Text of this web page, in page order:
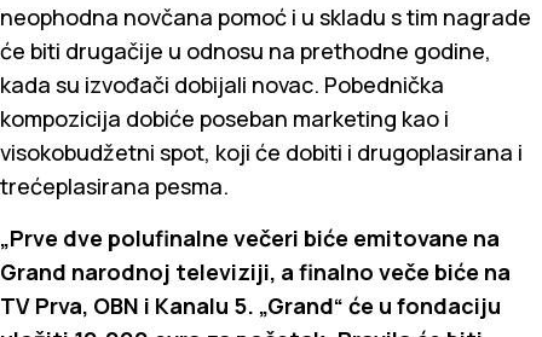
neophodna novčana pomoć i u skladu s tim nagrade
će biti drugačije u odnosu na prethodne godine,
kada su izvođači dobijali novac. Pobednička
kompozicija dobiće poseban marketing kao i
visokobudžetni spot, koji će dobiti i drugoplasirana i
trećeplasirana pesma.
„Prve dve polufinalne večeri biće emitovane na
Grand narodnoj televiziji, a finalno veče biće na
TV Prva, OBN i Kanalu 5. „Grand“ će u fondaciju